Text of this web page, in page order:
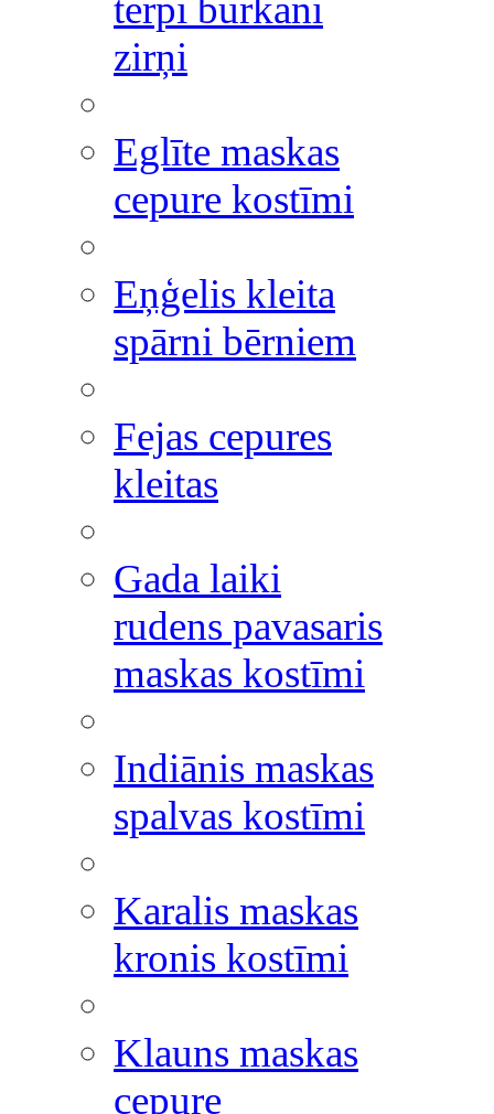
tērpi burkāni
zirņi
Eglīte maskas
cepure kostīmi
Eņģelis kleita
spārni bērniem
Fejas cepures
kleitas
Gada laiki
rudens pavasaris
maskas kostīmi
Indiānis maskas
spalvas kostīmi
Karalis maskas
kronis kostīmi
Klauns maskas
cepure